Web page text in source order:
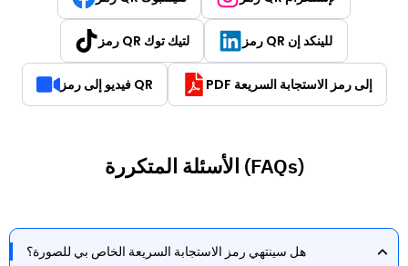
رمز QR لتيك توك رمز QR للينكد إن
فيديو إلى رمز QR PDF إلى رمز الاستجابة السريعة
الأسئلة المتكررة (FAQs)
هل سينتهي رمز الاستجابة السريعة الخاص بي للصورة؟